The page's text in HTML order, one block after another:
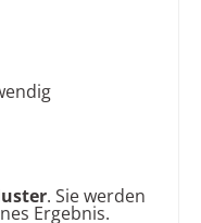
. Sie werden
Ergebnis.